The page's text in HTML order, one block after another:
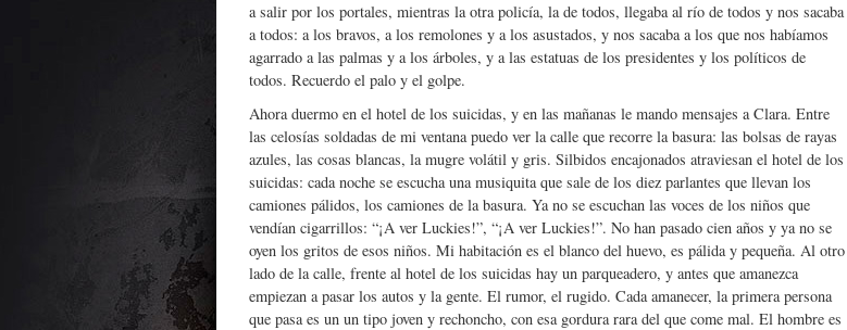
a salir por los portales, mientras la otra policía, la de todos, llegaba al río de todos y nos sacaba
a todos: a los bravos, a los remolones y a los asustados, y nos sacaba a los que nos habíamos
agarrado a las palmas y a los árboles, y a las estatuas de los presidentes y los políticos de
todos. Recuerdo el palo y el golpe.
Ahora duermo en el hotel de los suicidas, y en las mañanas le mando mensajes a Clara. Entre
las celosías soldadas de mi ventana puedo ver la calle que recorre la basura: las bolsas de rayas
azules, las cosas blancas, la mugre volátil y gris. Silbidos encajonados atraviesan el hotel de los
suicidas: cada noche se escucha una musiquita que sale de los diez parlantes que llevan los
camiones pálidos, los camiones de la basura. Ya no se escuchan las voces de los niños que
vendían cigarrillos: “¡A ver Luckies!”, “¡A ver Luckies!”. No han pasado cien años y ya no se
oyen los gritos de esos niños. Mi habitación es el blanco del huevo, es pálida y pequeña. Al otro
lado de la calle, frente al hotel de los suicidas hay un parqueadero, y antes que amanezca
empiezan a pasar los autos y la gente. El rumor, el rugido. Cada amanecer, la primera persona
que pasa es un un tipo joven y rechoncho, con esa gordura rara del que come mal. El hombre es